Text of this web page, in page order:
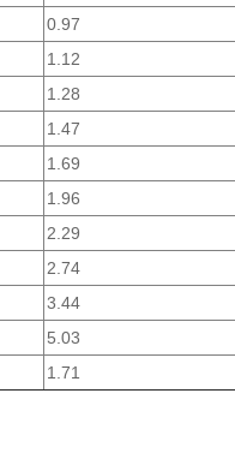
0.97
1.12
1.28
1.47
1.69
1.96
2.29
2.74
3.44
5.03
1.71